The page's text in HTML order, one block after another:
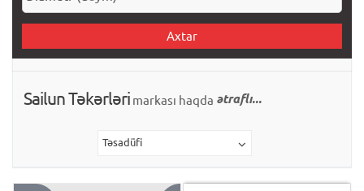
Axtar
Sailun Təkərləri markası haqda ətraflı...
Təsadüfi